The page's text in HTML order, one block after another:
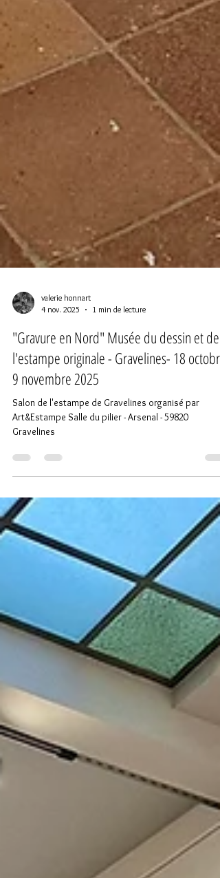
4 nov. 2025
1 min de lecture
"Gravure en Nord" Musée du dessin et de
l'estampe originale - Gravelines- 18 octobre-
9 novembre 2025
Salon de l'estampe de Gravelines organisé par
Gravelines